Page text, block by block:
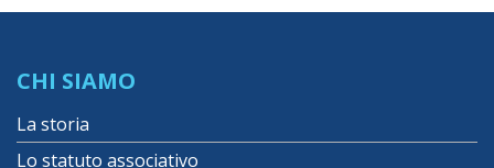
CHI SIAMO
La storia
Lo statuto associativo